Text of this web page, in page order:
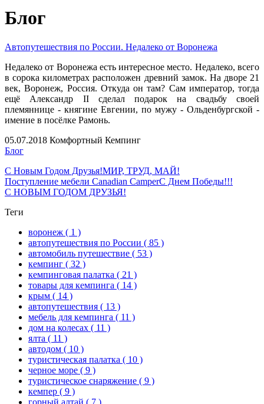
Блог
Автопутешествия по России. Недалеко от Воронежа
Недалеко от Воронежа есть интересное место. Недалеко, всего
в сорока километрах расположен древний замок. На дворе 21
век, Воронеж, Россия. Откуда он там? Сам император, тогда
ещё Александр II сделал подарок на свадьбу своей
племяннице - княгине Евгении, по мужу - Ольденбургской -
имение в посёлке Рамонь.
05.07.2018 Комфортный Кемпинг
Блог
С Новым Годом Друзья!МИР, ТРУД, МАЙ!
Поступление мебели Canadian CamperС Днем Победы!!!
С НОВЫМ ГОДОМ ДРУЗЬЯ!
Теги
воронеж ( 1 )
автопутешествия по России ( 85 )
автомобиль путешествие ( 53 )
кемпинг ( 32 )
кемпинговая палатка ( 21 )
товары для кемпинга ( 14 )
крым ( 14 )
автопутешествия ( 13 )
мебель для кемпинга ( 11 )
дом на колесах ( 11 )
ялта ( 11 )
автодом ( 10 )
туристическая палатка ( 10 )
черное море ( 9 )
туристическое снаряжение ( 9 )
кемпер ( 9 )
горный алтай ( 7 )